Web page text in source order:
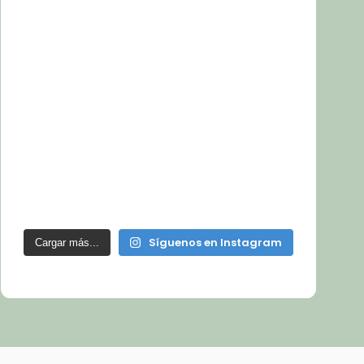
Cargar más... Síguenos en Instagram